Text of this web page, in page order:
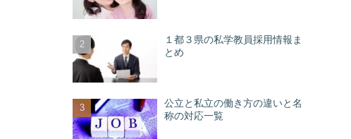
１都３県の私学教員採用情報ま
とめ
公立と私立の働き方の違いと名
称の対応一覧